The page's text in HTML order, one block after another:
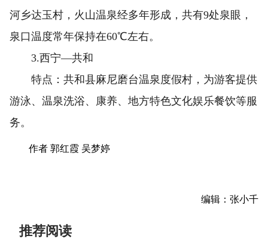
河乡达玉村，火山温泉经多年形成，共有9处泉眼，
泉口温度常年保持在60℃左右。
3.西宁—共和
特点：共和县麻尼磨台温泉度假村，为游客提供
游泳、温泉洗浴、康养、地方特色文化娱乐餐饮等服
务。
作者 郭红霞 吴梦婷
编辑：张小千
推荐阅读